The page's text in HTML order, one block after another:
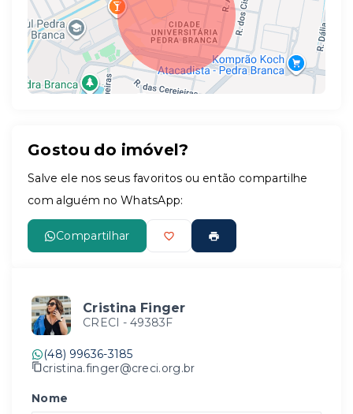
Gostou do imóvel?
Salve ele nos seus favoritos ou então compartilhe
com alguém no WhatsApp:
Compartilhar
Cristina Finger
CRECI - 49383F
(48) 99636-3185
cristina.finger@creci.org.br
Nome